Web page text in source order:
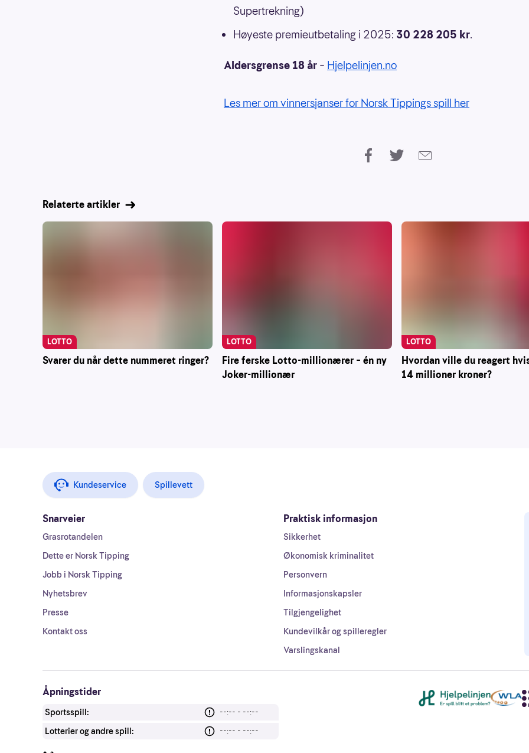
Supertrekning)
Høyeste premieutbetaling i 2025: 30 228 205 kr.
Aldersgrense 18 år – Hjelpelinjen.no
Les mer om vinnersjanser for Norsk Tippings spill her
Relaterte artikler
Svarer du når dette nummeret ringer?
LOTTO
Fire ferske Lotto-millionærer – én ny
Joker-millionær
LOTTO
Hvordan ville du reagert
14 millioner kroner?
LOTTO
Kundeservice Spillevett
Snarveier
Grasrotandelen
Dette er Norsk Tipping
Jobb i Norsk Tipping
Nyhetsbrev
Presse
Kontakt oss
Praktisk informasjon
Sikkerhet
Økonomisk kriminalitet
Personvern
Informasjonskapsler
Tilgjengelighet
Kundevilkår og spilleregler
Varslingskanal
Åpningstider
Sportsspill:
--:-- - --:--
Lotterier og andre spill:
--:-- - --:--